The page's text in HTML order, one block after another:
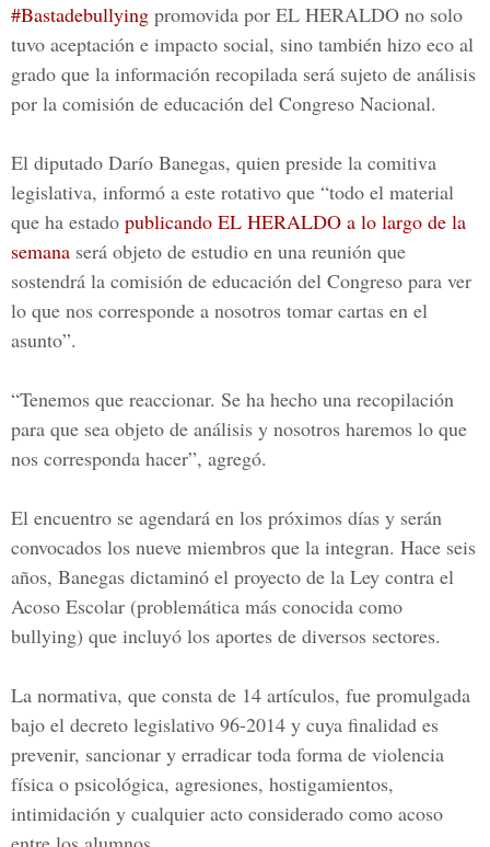
#Bastadebullying promovida por EL HERALDO no solo
tuvo aceptación e impacto social, sino también hizo eco al
grado que la información recopilada será sujeto de análisis
por la comisión de educación del Congreso Nacional.
El diputado Darío Banegas, quien preside la comitiva
legislativa, informó a este rotativo que “todo el material
que ha estado publicando EL HERALDO a lo largo de la
semana será objeto de estudio en una reunión que
sostendrá la comisión de educación del Congreso para ver
lo que nos corresponde a nosotros tomar cartas en el
asunto”.
“Tenemos que reaccionar. Se ha hecho una recopilación
para que sea objeto de análisis y nosotros haremos lo que
nos corresponda hacer”, agregó.
El encuentro se agendará en los próximos días y serán
convocados los nueve miembros que la integran. Hace seis
años, Banegas dictaminó el proyecto de la Ley contra el
Acoso Escolar (problemática más conocida como
bullying) que incluyó los aportes de diversos sectores.
La normativa, que consta de 14 artículos, fue promulgada
bajo el decreto legislativo 96-2014 y cuya finalidad es
prevenir, sancionar y erradicar toda forma de violencia
física o psicológica, agresiones, hostigamientos,
intimidación y cualquier acto considerado como acoso